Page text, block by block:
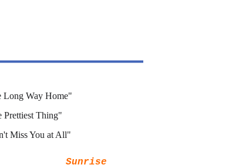
Long Way Home"
Prettiest Thing"
Miss You at All"
Sunrise